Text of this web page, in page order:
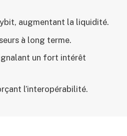
augmentant la liquidité.
à long terme.
un fort intérêt
l’interopérabilité.